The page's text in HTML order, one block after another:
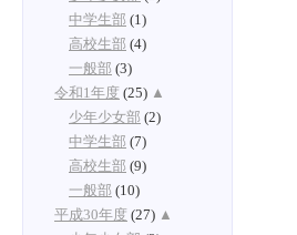
中学生部 (1)
高校生部 (4)
一般部 (3)
令和1年度 (25) ▲
少年少女部 (2)
中学生部 (7)
高校生部 (9)
一般部 (10)
平成30年度 (27) ▲